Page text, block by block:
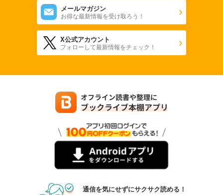
メールマガジン
お得な最新情報を受け取ろう！
X公式アカウント
フォローして最新情報をチェック！
通信を気にせずにサクサク読める！